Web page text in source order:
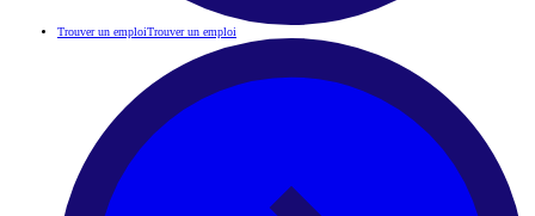
Trouver un emploiTrouver un emploi